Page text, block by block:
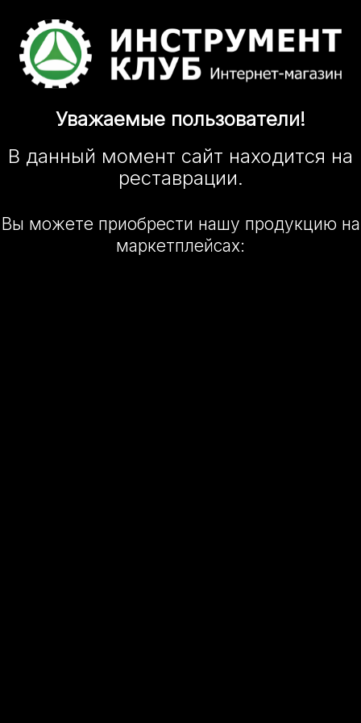
Уважаемые пользователи!
В данный момент сайт находится на
реставрации.
Вы можете приобрести нашу продукцию на
маркетплейсах: